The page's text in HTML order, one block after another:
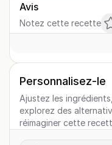
Avis
Notez cette recette
Personnalisez-le
Ajustez les
explorez des
réimaginer cette